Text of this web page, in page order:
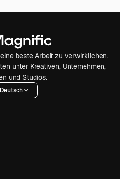
beste Arbeit zu verwirklichen.
unter Kreativen, Unternehmen,
und Studios.
Deutsch